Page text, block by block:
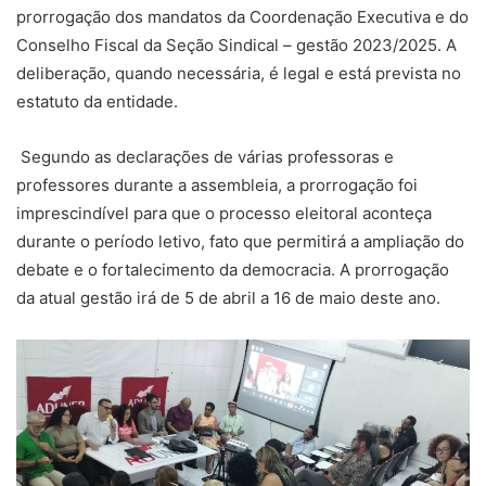
prorrogação dos mandatos da Coordenação Executiva e do
Conselho Fiscal da Seção Sindical – gestão 2023/2025. A
deliberação, quando necessária, é legal e está prevista no
estatuto da entidade.
Segundo as declarações de várias professoras e
professores durante a assembleia, a prorrogação foi
imprescindível para que o processo eleitoral aconteça
durante o período letivo, fato que permitirá a ampliação do
debate e o fortalecimento da democracia. A prorrogação
da atual gestão irá de 5 de abril a 16 de maio deste ano.